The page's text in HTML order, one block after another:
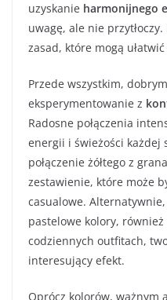
uzyskanie harmonijnego
uwagę, ale nie
zasad, które mogą
Przede wszystkim,
eksperymentowanie z
Radosne połączenia
energii i świeżości każdej
połączenie żółtego z
zestawienie, które może
casualowe.
pastelowe kolory,
codziennych outfitach,
interesujący efekt.
Oprócz kolorów, ważnym